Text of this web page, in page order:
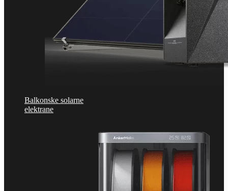
Balkonske solarne
elektrane